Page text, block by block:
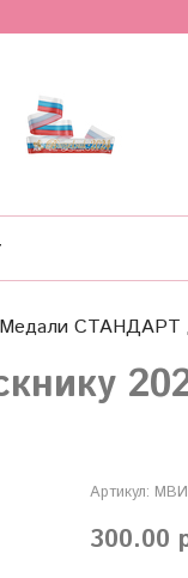
Медали СТАНДАРТ
Артикул:
300.00